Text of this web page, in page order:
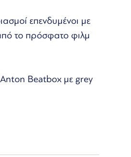
επενδυμένοι με
το πρόσφατο φιλμ
Beatbox με grey